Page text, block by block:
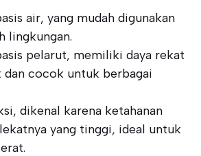
air, yang mudah digunakan
lingkungan.
pelarut, memiliki daya rekat
dan cocok untuk berbagai
dikenal karena ketahanan
yang tinggi, ideal untuk